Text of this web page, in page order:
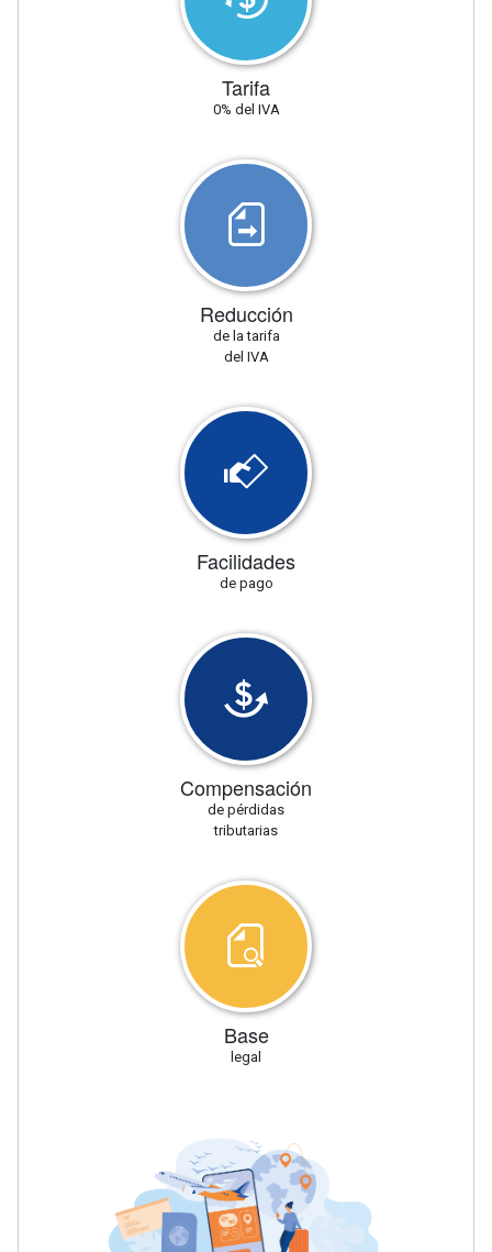
Tarifa
0% del IVA
Reducción
de la tarifa
del IVA
Facilidades
de pago
Compensación
de pérdidas
tributarias
Base
legal